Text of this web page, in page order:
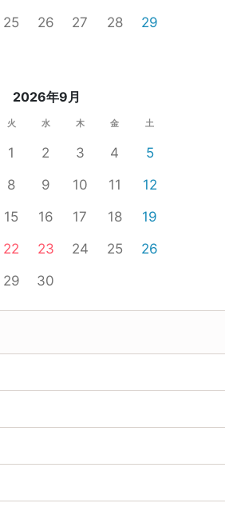
25 26 27 28
29
2026年9月
火 水 木 金 土
1 2 3 4
5
8 9 10 11
12
15 16 17 18
19
22 23 24 25
26
29 30